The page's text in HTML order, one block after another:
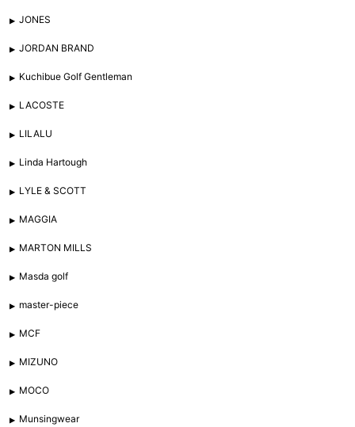
JONES
JORDAN BRAND
Kuchibue Golf Gentleman
LACOSTE
LILALU
Linda Hartough
LYLE & SCOTT
MAGGIA
MARTON MILLS
Masda golf
master-piece
MCF
MIZUNO
MOCO
Munsingwear